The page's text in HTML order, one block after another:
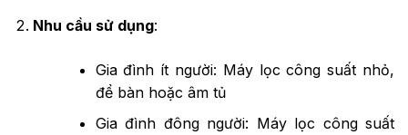
Nhu cầu sử dụng:
Gia đình ít người: Máy lọc công suất nhỏ,
để bàn hoặc âm tủ
Gia đình đông người: Máy lọc công suất